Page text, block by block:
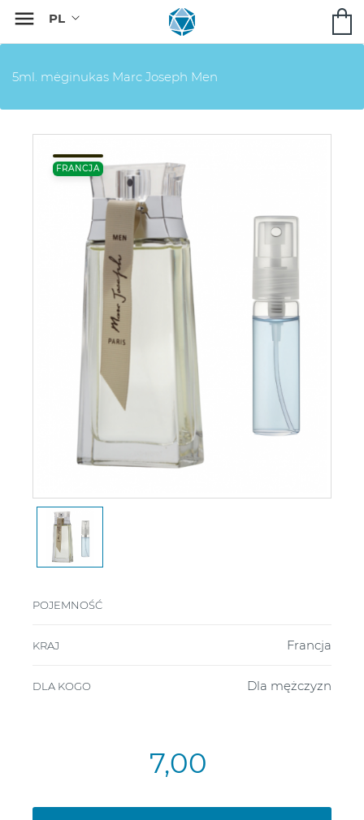

5ml. mėginukas Marc Joseph Men
FRANCJA
POJEMNOŚĆ
KRAJ Francja
DLA KOGO Dla mężczyzn
7,00